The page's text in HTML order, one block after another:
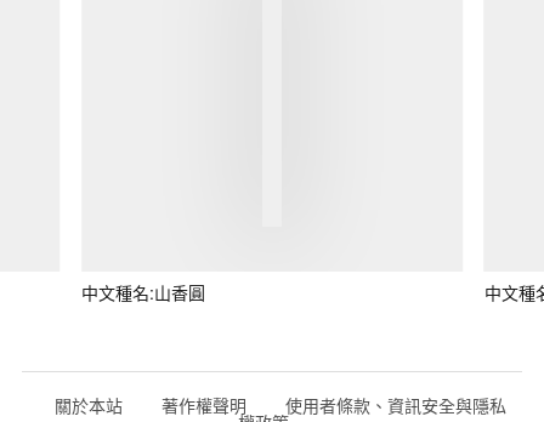
中文種名:山香圓 中文種
關於本站 著作權聲明 使用者條款、資訊安全與隱私